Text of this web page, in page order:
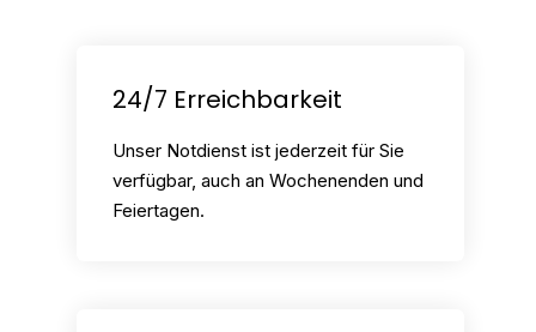
24/7 Erreichbarkeit
Unser Notdienst ist jederzeit für Sie
verfügbar, auch an Wochenenden und
Feiertagen.